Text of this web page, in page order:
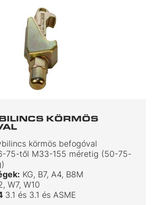
KÖRMÖS
körmös befogóval
75-től M33-155 méretig (50-75-
KG, B7, A4, B8M
W7, W10
3.1 és 3.1 és ASME